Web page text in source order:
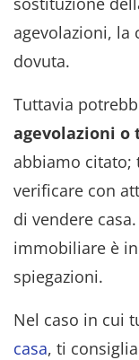
agevolazioni, la
dovuta.
Tuttavia
agevolazioni o
abbiamo citato;
verificare con
di vendere
immobiliare è
spiegazioni.
Nel caso in cui
casa, ti